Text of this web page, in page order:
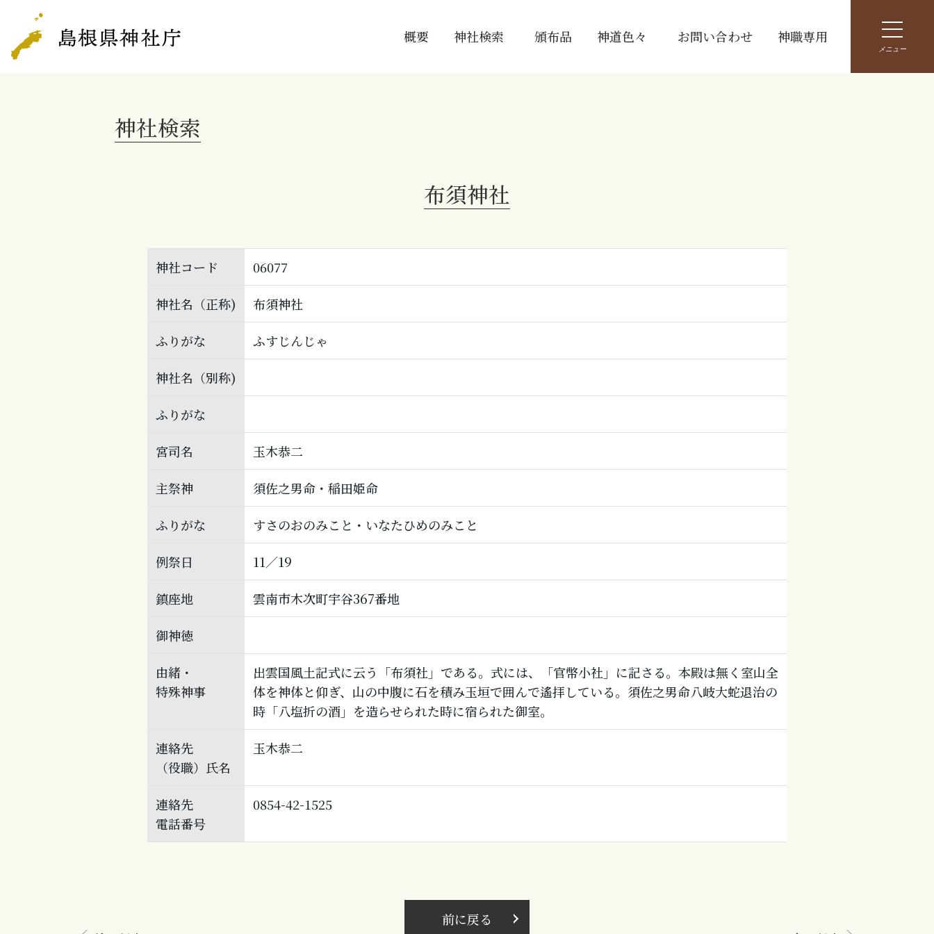
概要 神社検索 頒布品 神道色々 お問い合わせ 神職専用
メニュー
神社検索
布須神社
神社コード 06077
神社名（正称) 布須神社
ふりがな ふすじんじゃ
神社名（別称)
ふりがな
宮司名 玉木恭二
主祭神 須佐之男命・稲田姫命
ふりがな すさのおのみこと・いなたひめのみこと
例祭日 11／19
鎮座地 雲南市木次町宇谷367番地
御神徳
由緒・
特殊神事
出雲国風土記式に云う「布須社」である。式には、「官幣小社」に記さる。本殿は無く室山全
体を神体と仰ぎ、山の中腹に石を積み玉垣で囲んで遙拝している。須佐之男命八岐大蛇退治の
時「八塩折の酒」を造らせられた時に宿られた御室。
連絡先
（役職）氏名
玉木恭二
連絡先
電話番号
0854-42-1525
前に戻る